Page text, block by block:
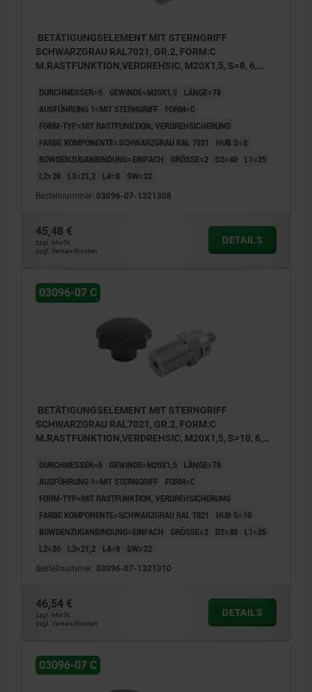
BETÄTIGUNGSELEMENT MIT STERNGRIFF
SCHWARZGRAU RAL7021, GR.2, FORM:C
M.RASTFUNKTION,VERDREHSIC, M20X1,5, S=8, 6,
DURCHMESSER=6 GEWINDE=M20X1,5
LÄNGE=78
AUSFÜHRUNG 1=MIT STERNGRIFF
FORM=C
FORM-TYP=MIT RASTFUNKTION, VERDREHSICHERUNG
FARBE KOMPONENTE=SCHWARZGRAU RAL 7021
HUB S=8
BOWDENZUGANBINDUNG=EINFACH
GRÖSSE=2 D2=40
L1=25
L2=20
L3=21,2 L4=8 SW=22
Bestellnummer: 03096-07-1321308
45,48 €
zzgl. MwSt.
zzgl. Versandkosten
DETAILS
03096-07 C
BETÄTIGUNGSELEMENT MIT STERNGRIFF
SCHWARZGRAU RAL7021, GR.2, FORM:C
M.RASTFUNKTION,VERDREHSIC, M20X1,5, S=10, 6,
DURCHMESSER=6 GEWINDE=M20X1,5
LÄNGE=78
AUSFÜHRUNG 1=MIT STERNGRIFF
FORM=C
FORM-TYP=MIT RASTFUNKTION, VERDREHSICHERUNG
FARBE KOMPONENTE=SCHWARZGRAU RAL 7021
HUB S=10
BOWDENZUGANBINDUNG=EINFACH
GRÖSSE=2 D2=40
L1=25
L2=20
L3=21,2 L4=8 SW=22
Bestellnummer: 03096-07-1321310
46,54 €
zzgl. MwSt.
zzgl. Versandkosten
DETAILS
03096-07 C